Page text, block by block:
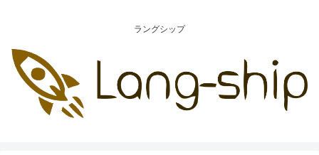
ラングシップ